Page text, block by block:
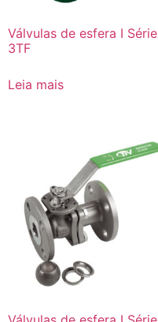
Válvulas de esfera I Série
3TF
Leia mais